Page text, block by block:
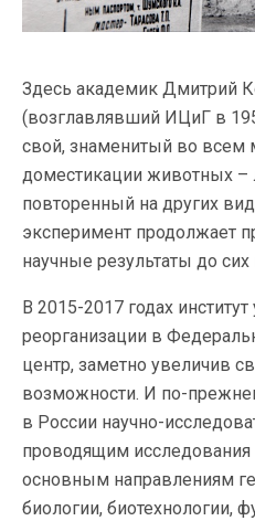
Здесь академик Дмитрий
(возглавлявший ИЦиГ в
свой, знаменитый во всем
доместикации животных –
повторенный на других
эксперимент продолжает
научные результаты до сих
В 2015-2017 годах
реорганизации в
центр, заметно увеличив
возможности. И по-
в России научно-
проводящим исследования
основным направлениям
биологии, биотехнологии,